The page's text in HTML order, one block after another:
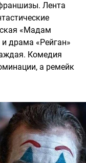
Лента
«Мадам
драма «Рейган»
Комедия
а ремейк